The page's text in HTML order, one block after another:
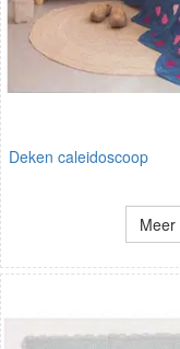
Deken caleidoscoop
Meer